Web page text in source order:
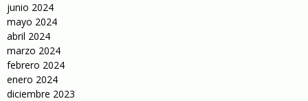
junio 2024
mayo 2024
abril 2024
marzo 2024
febrero 2024
enero 2024
diciembre 2023